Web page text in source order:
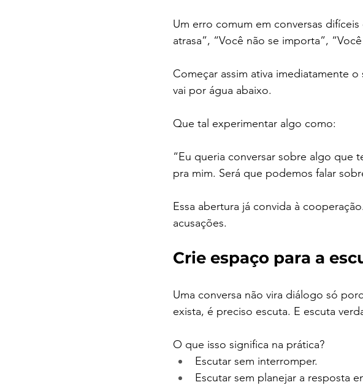
Um erro comum em conversas
atrasa”, “Você não se importa”,
Começar assim ativa imediatamente
vai por água abaixo.
Que tal experimentar algo como:
“Eu queria conversar sobre algo que
pra mim. Será que podemos falar
Essa abertura já convida à
acusações.
Crie espaço para a
Uma conversa não vira diálogo só
exista, é preciso escuta. E escuta
O que isso significa na prática?
Escutar sem interromper.
Escutar sem planejar a resposta